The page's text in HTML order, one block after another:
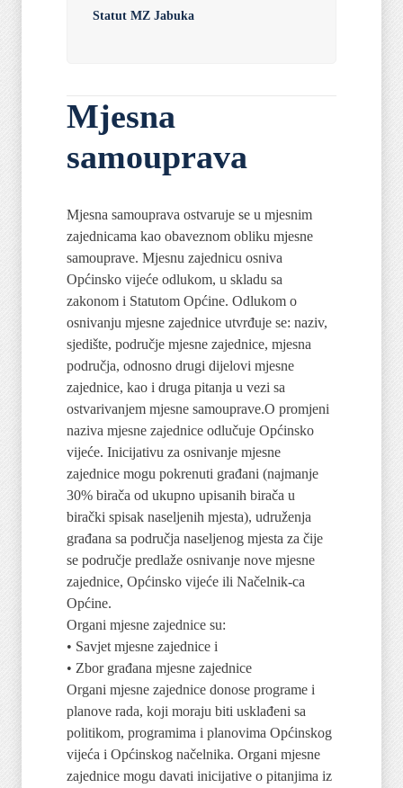
Statut MZ Jabuka
Mjesna
samouprava
Mjesna samouprava ostvaruje se u mjesnim
zajednicama kao obaveznom obliku mjesne
samouprave. Mjesnu zajednicu osniva
Općinsko vijeće odlukom, u skladu sa
zakonom i Statutom Općine. Odlukom o
osnivanju mjesne zajednice utvrđuje se: naziv,
sjedište, područje mjesne zajednice, mjesna
područja, odnosno drugi dijelovi mjesne
zajednice, kao i druga pitanja u vezi sa
ostvarivanjem mjesne samouprave.O promjeni
naziva mjesne zajednice odlučuje Općinsko
vijeće. Inicijativu za osnivanje mjesne
zajednice mogu pokrenuti građani (najmanje
30% birača od ukupno upisanih birača u
birački spisak naseljenih mjesta), udruženja
građana sa područja naseljenog mjesta za čije
se područje predlaže osnivanje nove mjesne
zajednice, Općinsko vijeće ili Načelnik-ca
Općine.
Organi mjesne zajednice su:
• Savjet mjesne zajednice i
• Zbor građana mjesne zajednice
Organi mjesne zajednice donose programe i
planove rada, koji moraju biti usklađeni sa
politikom, programima i planovima Općinskog
vijeća i Općinskog načelnika. Organi mjesne
zajednice mogu davati inicijative o pitanjima iz